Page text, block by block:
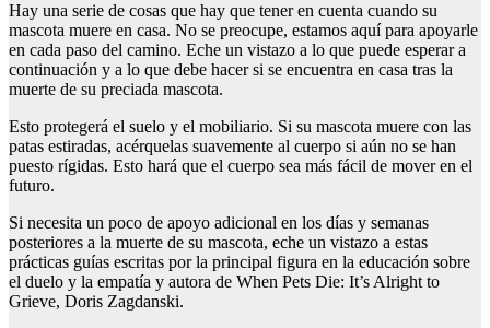
Hay una serie de cosas que hay que tener en cuenta cuando su
mascota muere en casa. No se preocupe, estamos aquí para apoyarle
en cada paso del camino. Eche un vistazo a lo que puede esperar a
continuación y a lo que debe hacer si se encuentra en casa tras la
muerte de su preciada mascota.
Esto protegerá el suelo y el mobiliario. Si su mascota muere con las
patas estiradas, acérquelas suavemente al cuerpo si aún no se han
puesto rígidas. Esto hará que el cuerpo sea más fácil de mover en el
futuro.
Si necesita un poco de apoyo adicional en los días y semanas
posteriores a la muerte de su mascota, eche un vistazo a estas
prácticas guías escritas por la principal figura en la educación sobre
el duelo y la empatía y autora de When Pets Die: It’s Alright to
Grieve, Doris Zagdanski.